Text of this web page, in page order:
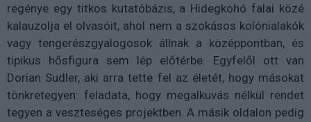
regénye egy titkos kutatóbázis, a Hidegkohó falai közé
kalauzolja el olvasóit, ahol nem a szokásos kolónialakók
vagy tengerészgyalogosok állnak a középpontban, és
tipikus hősfigura sem lép előtérbe. Egyfelől ott van
Dorian Sudler, aki arra tette fel az életét, hogy másokat
tönkretegyen: feladata, hogy megalkuvás nélkül rendet
tegyen a veszteséges projektben. A másik oldalon pedig